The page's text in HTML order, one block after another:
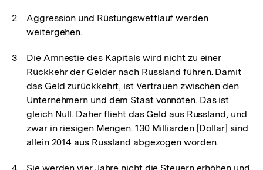
Aggression und Rüstungswettlauf werden
weitergehen.
Die Amnestie des Kapitals wird nicht zu einer
Rückkehr der Gelder nach Russland führen. Damit
das Geld zurückkehrt, ist Vertrauen zwischen den
Unternehmern und dem Staat vonnöten. Das ist
gleich Null. Daher flieht das Geld aus Russland, und
zwar in riesigen Mengen. 130 Milliarden [Dollar] sind
allein 2014 aus Russland abgezogen worden.